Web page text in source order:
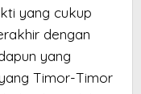
yang cukup
dengan
yang
Timor-Timor